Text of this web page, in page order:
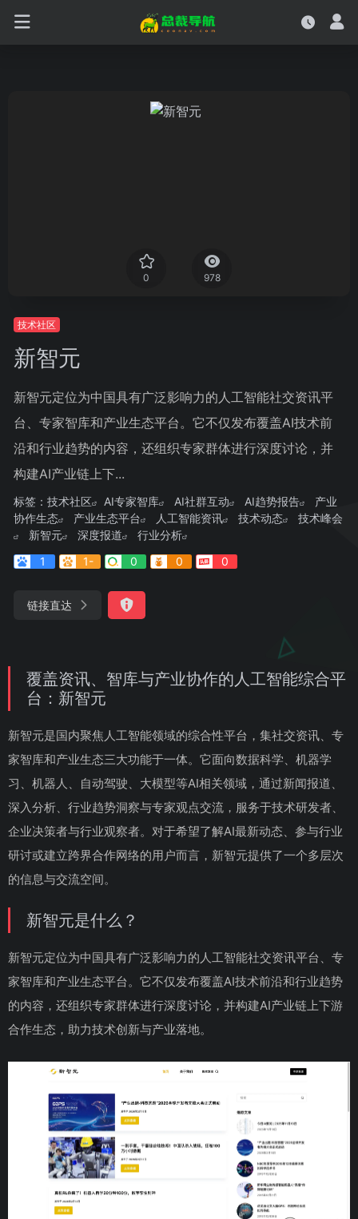
0 978
技术社区
新智元
新智元定位为中国具有广泛影响力的人工智能社交资讯平
台、专家智库和产业生态平台。它不仅发布覆盖AI技术前
沿和行业趋势的内容，还组织专家群体进行深度讨论，并
构建AI产业链上下...
标签： 技术社区 AI专家智库 AI社群互动 AI趋势报告
产业
协作生态
产业生态平台 人工智能资讯 技术动态
技术峰会
新智元
深度报道
行业分析
1
1- 0 0 0
链接直达
覆盖资讯、智库与产业协作的人工智能综合平
台：新智元
新智元是国内聚焦人工智能领域的综合性平台，集社交资讯、专
家智库和产业生态三大功能于一体。它面向数据科学、机器学
习、机器人、自动驾驶、大模型等AI相关领域，通过新闻报道、
深入分析、行业趋势洞察与专家观点交流，服务于技术研发者、
企业决策者与行业观察者。对于希望了解AI最新动态、参与行业
研讨或建立跨界合作网络的用户而言，新智元提供了一个多层次
的信息与交流空间。
新智元是什么？
新智元定位为中国具有广泛影响力的人工智能社交资讯平台、专
家智库和产业生态平台。它不仅发布覆盖AI技术前沿和行业趋势
的内容，还组织专家群体进行深度讨论，并构建AI产业链上下游
合作生态，助力技术创新与产业落地。